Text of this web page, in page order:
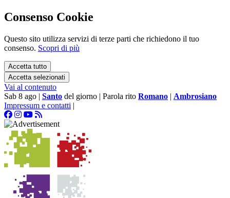
Consenso Cookie
Questo sito utilizza servizi di terze parti che richiedono il tuo
consenso. Scopri di più
Accetta tutto
Accetta selezionati
Vai al contenuto
Sab 8 ago | Santo del giorno | Parola rito Romano | Ambrosiano
Impressum e contatti |